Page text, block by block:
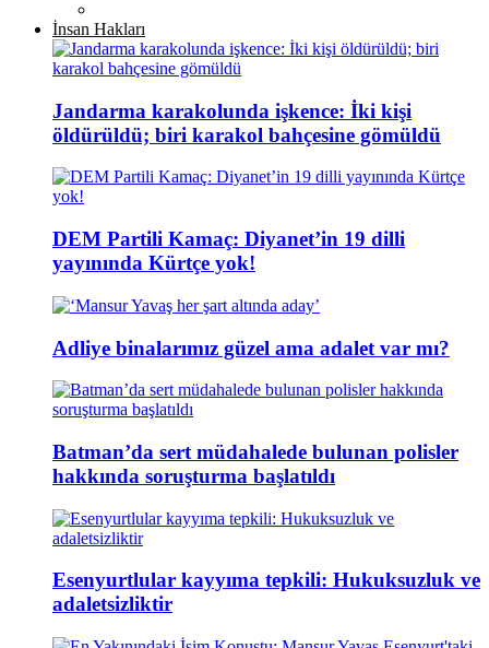
İnsan Hakları
Jandarma karakolunda işkence: İki kişi
öldürüldü; biri karakol bahçesine gömüldü
DEM Partili Kamaç: Diyanet’in 19 dilli
yayınında Kürtçe yok!
Adliye binalarımız güzel ama adalet var mı?
Batman’da sert müdahalede bulunan polisler
hakkında soruşturma başlatıldı
Esenyurtlular kayyıma tepkili: Hukuksuzluk ve
adaletsizliktir